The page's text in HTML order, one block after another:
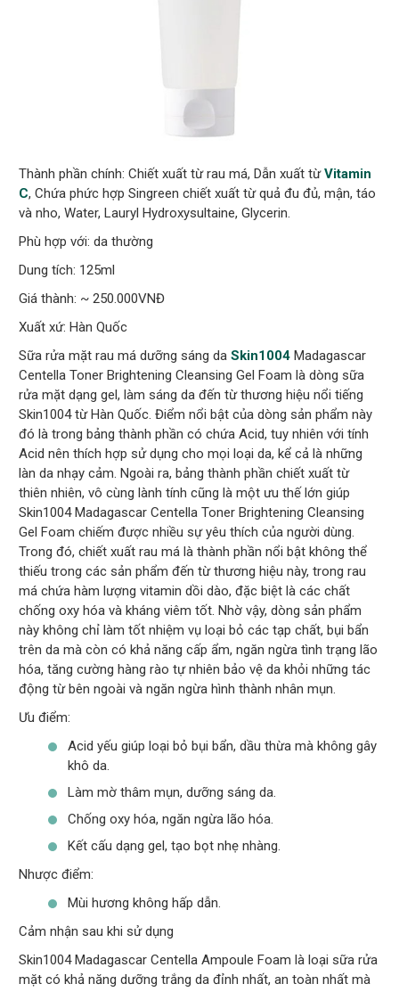
Thành phần chính: Chiết xuất từ rau má, Dẫn xuất từVitamin
C, Chứa phức hợp Singreen chiết xuất từ quả đu đủ, mận, táo
và nho, Water, Lauryl Hydroxysultaine, Glycerin.
Phù hợp với: da thường
Dung tích: 125ml
Giá thành: ~ 250.000VNĐ
Xuất xứ: Hàn Quốc
Sữa rửa mặt rau má dưỡng sáng daSkin1004 Madagascar
Centella Toner Brightening Cleansing Gel Foam là dòng sữa
rửa mặt dạng gel, làm sáng da đến từ thương hiệu nổi tiếng
Skin1004 từ Hàn Quốc. Điểm nổi bật của dòng sản phẩm này
đó là trong bảng thành phần có chứa Acid, tuy nhiên với tính
Acid nên thích hợp sử dụng cho mọi loại da, kể cả là những
làn da nhạy cảm. Ngoài ra, bảng thành phần chiết xuất từ
thiên nhiên, vô cùng lành tính cũng là một ưu thế lớn giúp
Skin1004 Madagascar Centella Toner Brightening Cleansing
Gel Foam chiếm được nhiều sự yêu thích của người dùng.
Trong đó, chiết xuất rau má là thành phần nổi bật không thể
thiếu trong các sản phẩm đến từ thương hiệu này, trong rau
má chứa hàm lượng vitamin dồi dào, đặc biệt là các chất
chống oxy hóa và kháng viêm tốt. Nhờ vậy, dòng sản phẩm
này không chỉ làm tốt nhiệm vụ loại bỏ các tạp chất, bụi bẩn
trên da mà còn có khả năng cấp ẩm, ngăn ngừa tình trạng lão
hóa, tăng cường hàng rào tự nhiên bảo vệ da khỏi những tác
động từ bên ngoài và ngăn ngừa hình thành nhân mụn.
Ưu điểm:
Acid yếu giúp loại bỏ bụi bẩn, dầu thừa mà không gây
khô da.
Làm mờ thâm mụn, dưỡng sáng da.
Chống oxy hóa, ngăn ngừa lão hóa.
Kết cấu dạng gel, tạo bọt nhẹ nhàng.
Nhược điểm:
Mùi hương không hấp dẫn.
Cảm nhận sau khi sử dụng
Skin1004 Madagascar Centella Ampoule Foam là loại sữa rửa
mặt có khả năng dưỡng trắng da đỉnh nhất, an toàn nhất mà